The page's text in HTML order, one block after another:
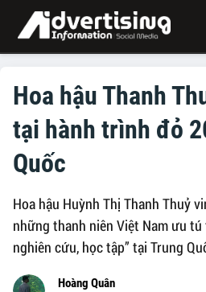
Hoa hậu Thanh
tại hành trình đỏ
Quốc
Hoa hậu Huỳnh Thị Thanh Thuỷ
những thanh niên Việt Nam ưu
nghiên cứu, học tập” tại Trung
Hoàng Quân